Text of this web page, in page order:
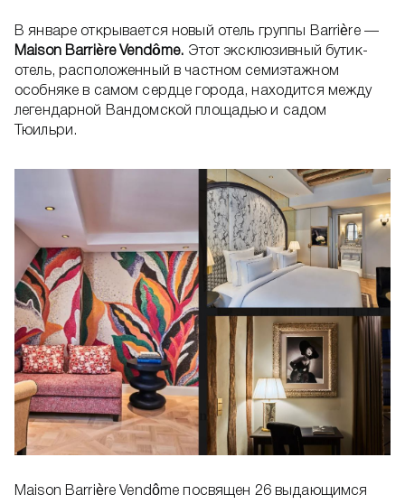
В январе открывается новый отель группы Barrière —
Maison Barrière Vendôme. Этот эксклюзивный бутик-
отель, расположенный в частном семиэтажном
особняке в самом сердце города, находится между
легендарной Вандомской площадью и садом
Тюильри.
Maison Barrière Vendôme посвящен 26 выдающимся